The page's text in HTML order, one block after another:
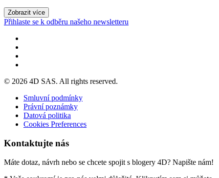
Zobrazit více
Přihlaste se k odběru našeho newsletteru
© 2026 4D SAS. All rights reserved.
Smluvní podmínky
Právní poznámky
Datová politika
Cookies Preferences
Kontaktujte nás
Máte dotaz, návrh nebo se chcete spojit s blogery 4D? Napište nám!